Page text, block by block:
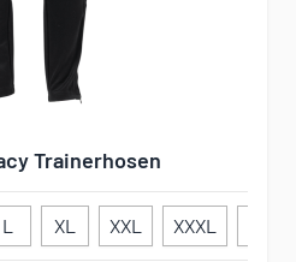
Trainerhosen
L XL XXL XXXL